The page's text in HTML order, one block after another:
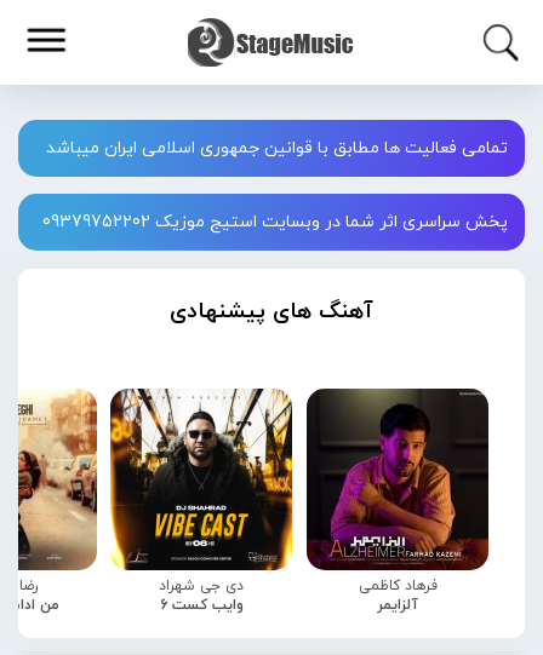
تمامی فعالیت ها مطابق با قوانین جمهوری اسلامی ایران میباشد
پخش سراسری اثر شما در وبسایت استیج موزیک 09379752202
آهنگ های پیشنهادی
فرهاد کاظمی
آلزایمر
دی جی شهراد
وایب کست 6
رضا
من